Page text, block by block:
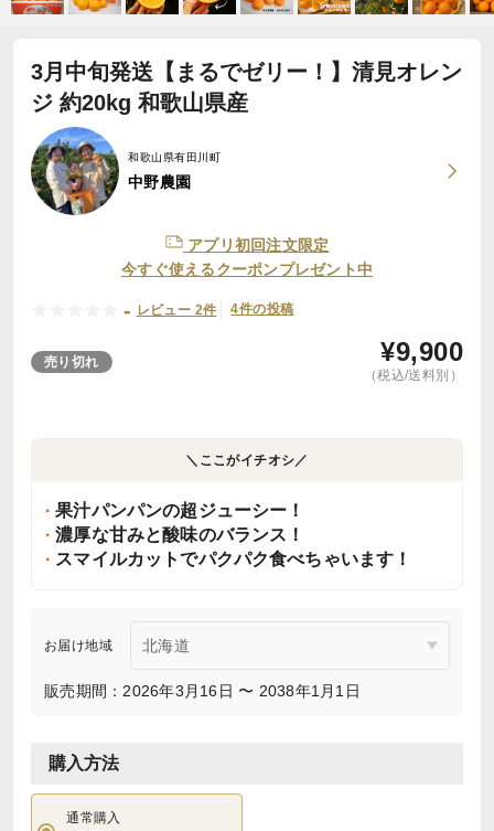
3月中旬発送【まるでゼリー！】清見オレン
ジ 約20kg 和歌山県産
和歌山県有田川町
中野農園
アプリ初回注文限定
今すぐ使えるクーポンプレゼント中
- レビュー 2件 4件の投稿
売り切れ ¥9,900
（税込/送料別）
＼ここがイチオシ／
果汁パンパンの超ジューシー！
濃厚な甘みと酸味のバランス！
スマイルカットでパクパク食べちゃいます！
お届け地域
販売期間：2026年3月16日 〜 2038年1月1日
購入方法
通常購入